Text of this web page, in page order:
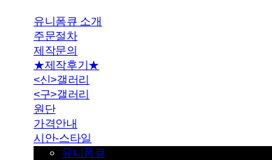
유니폼큐 소개
주문절차
제작문의
★제작후기★
<신>갤러리
<구>갤러리
원단
가격안내
시안-스타일
유니폼큐